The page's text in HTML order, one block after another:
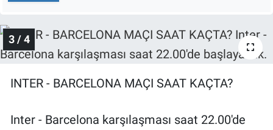
3 / 4
INTER - BARCELONA MAÇI SAAT KAÇTA?
Inter - Barcelona karşılaşması saat 22.00'de